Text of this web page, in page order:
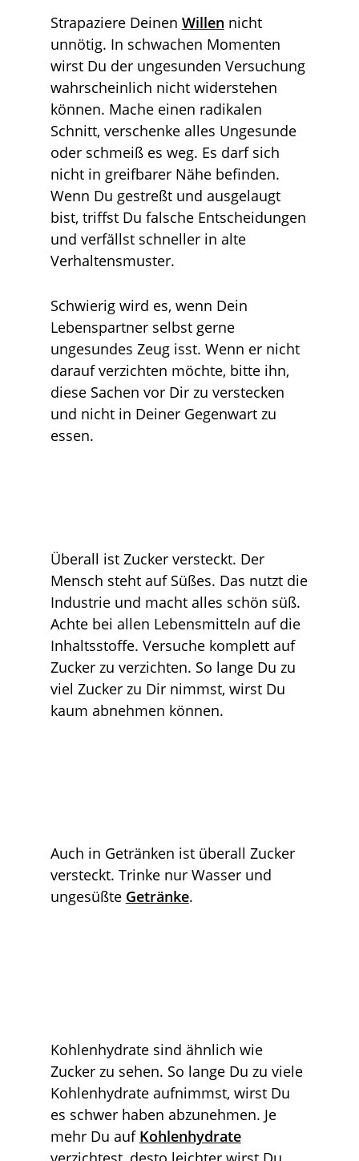
Strapaziere Deinen Willen nicht
unnötig. In schwachen Momenten
wirst Du der ungesunden Versuchung
wahrscheinlich nicht widerstehen
können. Mache einen radikalen
Schnitt, verschenke alles Ungesunde
oder schmeiß es weg. Es darf sich
nicht in greifbarer Nähe befinden.
Wenn Du gestreßt und ausgelaugt
bist, triffst Du falsche Entscheidungen
und verfällst schneller in alte
Verhaltensmuster.
Schwierig wird es, wenn Dein
Lebenspartner selbst gerne
ungesundes Zeug isst. Wenn er nicht
darauf verzichten möchte, bitte ihn,
diese Sachen vor Dir zu verstecken
und nicht in Deiner Gegenwart zu
essen.
Überall ist Zucker versteckt. Der
Mensch steht auf Süßes. Das nutzt die
Industrie und macht alles schön süß.
Achte bei allen Lebensmitteln auf die
Inhaltsstoffe. Versuche komplett auf
Zucker zu verzichten. So lange Du zu
viel Zucker zu Dir nimmst, wirst Du
kaum abnehmen können.
Auch in Getränken ist überall Zucker
versteckt. Trinke nur Wasser und
ungesüßte Getränke.
Kohlenhydrate sind ähnlich wie
Zucker zu sehen. So lange Du zu viele
Kohlenhydrate aufnimmst, wirst Du
es schwer haben abzunehmen. Je
mehr Du auf Kohlenhydrate